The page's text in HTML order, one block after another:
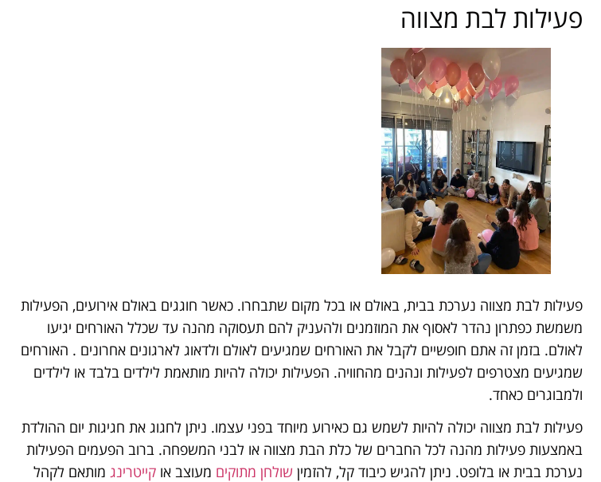
פעילות לבת מצווה
פעילות לבת מצווה נערכת בבית, באולם או בכל מקום שתבחרו. כאשר חוגגים באולם אירועים, הפעילות
משמשת כפתרון נהדר לאסוף את המוזמנים ולהעניק להם תעסוקה מהנה עד שכלל האורחים יגיעו
לאולם. בזמן זה אתם חופשיים לקבל את האורחים שמגיעים לאולם ולדאוג לארגונים אחרונים . האורחים
שמגיעים מצטרפים לפעילות ונהנים מהחוויה. הפעילות יכולה להיות מותאמת לילדים בלבד או לילדים
ולמבוגרים כאחד.
פעילות לבת מצווה יכולה להיות לשמש גם כאירוע מיוחד בפני עצמו. ניתן לחגוג את חגיגות יום ההולדת
באמצעות פעילות מהנה לכל החברים של כלת הבת מצווה או לבני המשפחה. ברוב הפעמים הפעילות
נערכת בבית או בלופט. ניתן להגיש כיבוד קל, להזמין שולחן מתוקים מעוצב או קייטרינג מותאם לקהל